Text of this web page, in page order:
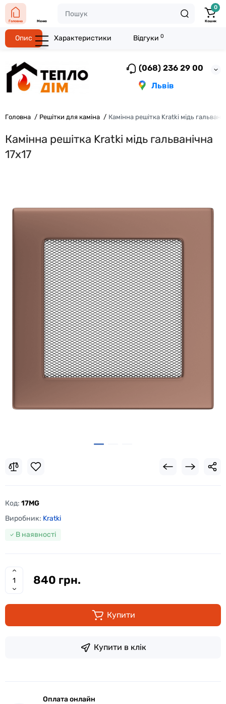
(068) 236 29 00
Львів
Головна Меню
0
Кошик
Головна Решітки для каміна Камінна решітка Kratki мідь
Камінна решітка Kratki мідь гальванічна
17x17
Код: 17MG
Виробник: Kratki
В наявності
840 грн.
Купити
Купити в клік
Оплата онлайн
Опис Характеристики Відгуки 0